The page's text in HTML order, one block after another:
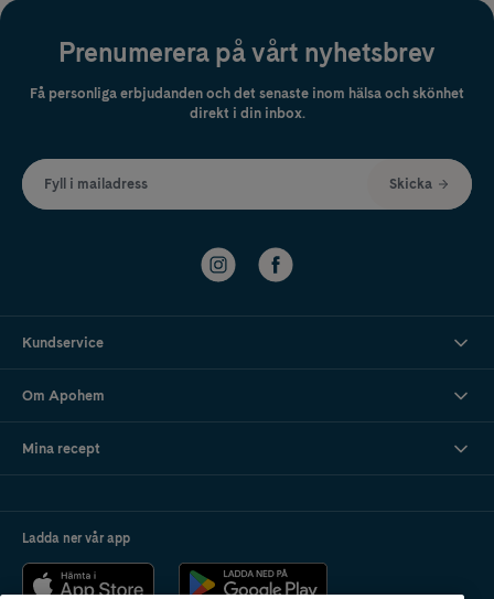
Prenumerera på vårt nyhetsbrev
Få personliga erbjudanden och det senaste inom hälsa och skönhet
direkt i din inbox.
Fyll i mailadress Skicka
Kundservice
Om Apohem
Mina recept
Ladda ner vår app